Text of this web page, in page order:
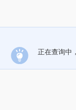
正在查询中